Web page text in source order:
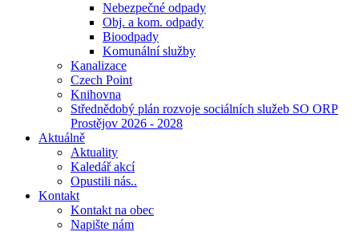
Nebezpečné odpady
Obj. a kom. odpady
Bioodpady
Komunální služby
Kanalizace
Czech Point
Knihovna
Střednědobý plán rozvoje sociálních služeb SO ORP
Prostějov 2026 - 2028
Aktuálně
Aktuality
Kaledář akcí
Opustili nás..
Kontakt
Kontakt na obec
Napište nám